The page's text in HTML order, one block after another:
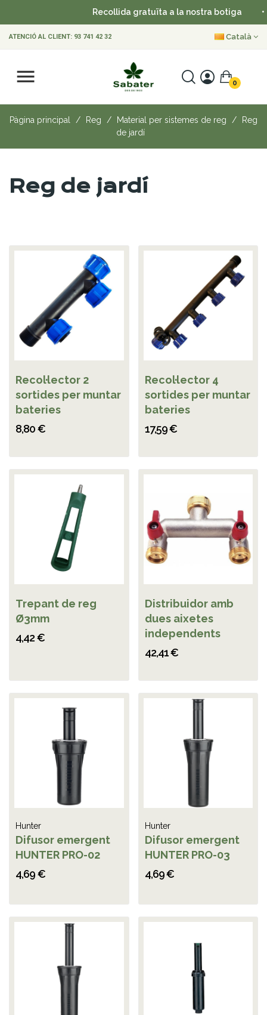
Recollida gratuïta a la nostra botiga
ATENCIÓ AL CLIENT: 93 741 42 32 Català
0
Pàgina principal Reg Material per sistemes de reg
Reg
de jardí
Reg de jardí
Recol·lector 2
sortides per muntar
bateries
8,80 €
Recol·lector 4
sortides per muntar
bateries
17,59 €
Trepant de reg
Ø3mm
4,42 €
Distribuidor amb
dues aixetes
independents
42,41 €
Hunter
Difusor emergent
HUNTER PRO-02
4,69 €
Hunter
Difusor emergent
HUNTER PRO-03
4,69 €